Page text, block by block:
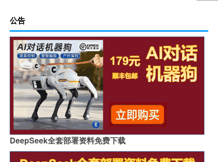
公告
DeepSeek全套部署资料免费下载